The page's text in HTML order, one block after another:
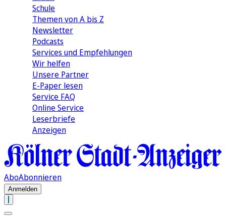
Schule
Themen von A bis Z
Newsletter
Podcasts
Services und Empfehlungen
Wir helfen
Unsere Partner
E-Paper lesen
Service FAQ
Online Service
Leserbriefe
Anzeigen
AboAbonnieren
Anmelden